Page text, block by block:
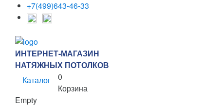
+7(499)643-46-33
ИНТЕРНЕТ-МАГАЗИН
НАТЯЖНЫХ ПОТОЛКОВ
Каталог
0
Корзина
Empty